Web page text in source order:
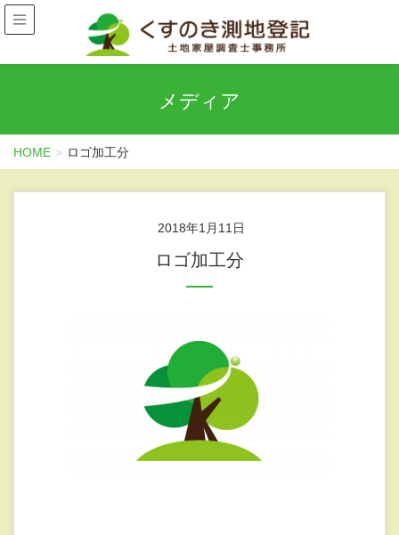
メディア
HOME ロゴ加工分
2018年1月11日
ロゴ加工分